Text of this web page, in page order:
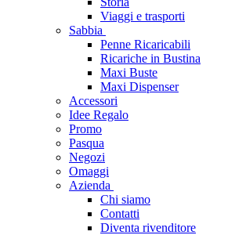
Viaggi e trasporti
Sabbia
Penne Ricaricabili
Ricariche in Bustina
Maxi Buste
Maxi Dispenser
Accessori
Idee Regalo
Promo
Pasqua
Negozi
Omaggi
Azienda
Chi siamo
Contatti
Diventa rivenditore